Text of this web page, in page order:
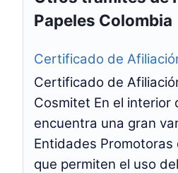
Papeles Colombia
Certificado de
Certificado de
Cosmitet En el interior
encuentra una gran
Entidades Promotoras
que permiten el uso